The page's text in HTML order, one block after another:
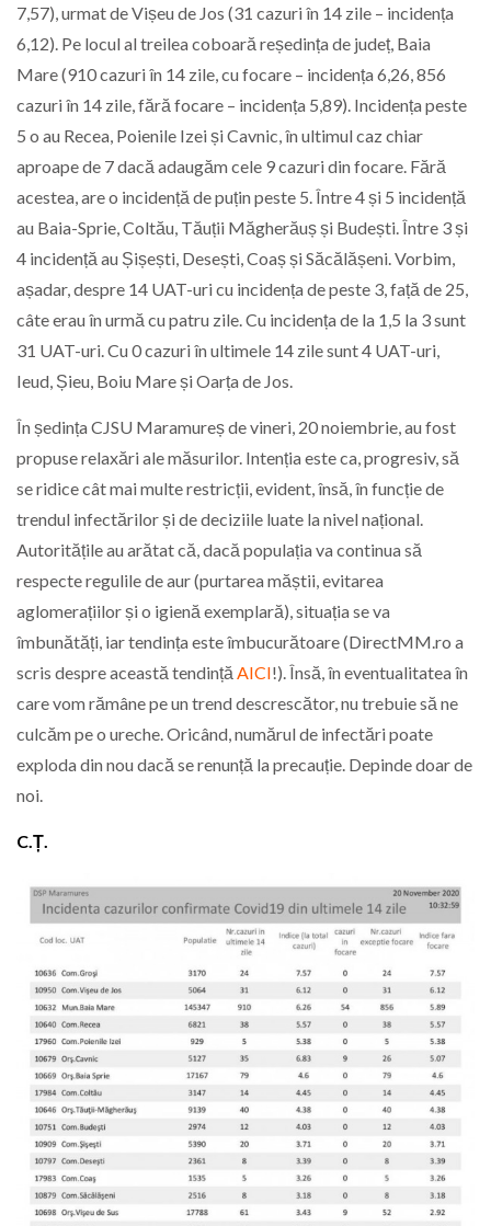
7,57), urmat de Vișeu de Jos (31 cazuri în 14 zile – incidența
6,12). Pe locul al treilea coboară reședința de județ, Baia
Mare (910 cazuri în 14 zile, cu focare – incidența 6,26, 856
cazuri în 14 zile, fără focare – incidența 5,89). Incidența peste
5 o au Recea, Poienile Izei și Cavnic, în ultimul caz chiar
aproape de 7 dacă adaugăm cele 9 cazuri din focare. Fără
acestea, are o incidență de puțin peste 5. Între 4 și 5 incidență
au Baia-Sprie, Coltău, Tăuții Măgherăuș și Budești. Între 3 și
4 incidență au Șișești, Desești, Coaș și Săcălășeni. Vorbim,
așadar, despre 14 UAT-uri cu incidența de peste 3, față de 25,
câte erau în urmă cu patru zile. Cu incidența de la 1,5 la 3 sunt
31 UAT-uri. Cu 0 cazuri în ultimele 14 zile sunt 4 UAT-uri,
Ieud, Șieu, Boiu Mare și Oarța de Jos.
În ședința CJSU Maramureș de vineri, 20 noiembrie, au fost
propuse relaxări ale măsurilor. Intenția este ca, progresiv, să
se ridice cât mai multe restricții, evident, însă, în funcție de
trendul infectărilor și de deciziile luate la nivel național.
Autoritățile au arătat că, dacă populația va continua să
respecte regulile de aur (purtarea măștii, evitarea
aglomerațiilor și o igienă exemplară), situația se va
îmbunătăți, iar tendința este îmbucurătoare (DirectMM.ro a
scris despre această tendință AICI!). Însă, în eventualitatea în
care vom rămâne pe un trend descrescător, nu trebuie să ne
culcăm pe o ureche. Oricând, numărul de infectări poate
exploda din nou dacă se renunță la precauție. Depinde doar de
noi.
C.Ț.